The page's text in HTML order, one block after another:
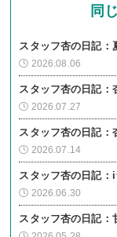
同
スタッフ杏の日記：
2026.08.06
スタッフ杏の日記：
2026.07.27
スタッフ杏の日記：
2026.07.14
スタッフ杏の日記
2026.06.30
スタッフ杏の日記：